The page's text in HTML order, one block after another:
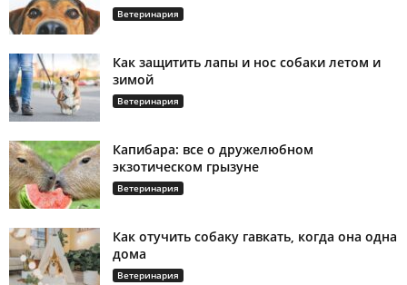
Ветеринария
Как защитить лапы и нос собаки летом и
зимой
Ветеринария
Капибара: все о дружелюбном
экзотическом грызуне
Ветеринария
Как отучить собаку гавкать, когда она одна
дома
Ветеринария